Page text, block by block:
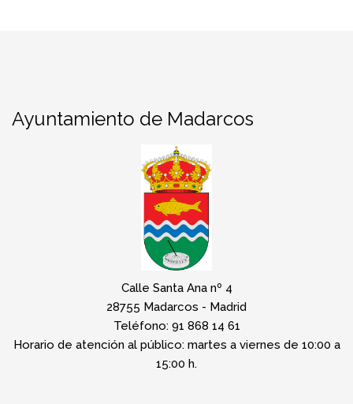
Ayuntamiento de Madarcos
Calle Santa Ana nº 4
28755 Madarcos - Madrid
Teléfono: 91 868 14 61
Horario de atención al público: martes a viernes de 10:00 a
15:00 h.